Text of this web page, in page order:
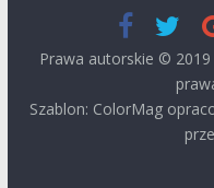
Prawa autorskie © 2019
Szablon: ColorMag